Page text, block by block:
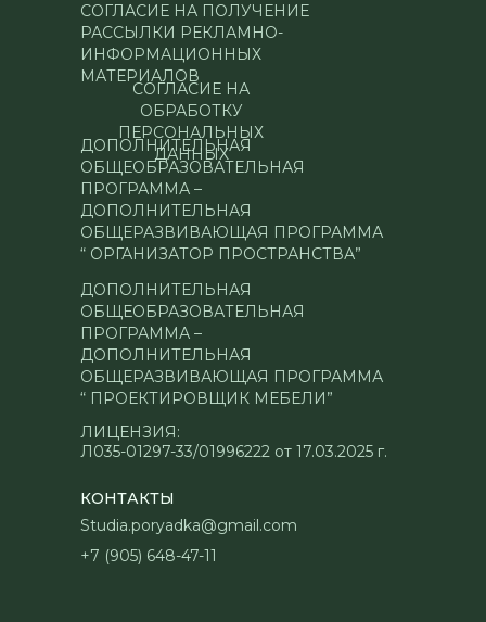
ЛИЦЕНЗИЯ:
Л035-01297-33/01996222 от 17.03.2025 г.
КОНТАКТЫ
Studia.poryadka@gmail.com
+7 (905) 648-47-11
СОГЛАСИЕ НА
ОБРАБОТКУ
ПЕРСОНАЛЬНЫХ
ДАННЫХ
СОГЛАСИЕ НА ПОЛУЧЕНИЕ
РАССЫЛКИ РЕКЛАМНО-
ИНФОРМАЦИОННЫХ
МАТЕРИАЛОВ
ДОПОЛНИТЕЛЬНАЯ
ОБЩЕОБРАЗОВАТЕЛЬНАЯ
ПРОГРАММА –
ДОПОЛНИТЕЛЬНАЯ
ОБЩЕРАЗВИВАЮЩАЯ ПРОГРАММА
“ ОРГАНИЗАТОР ПРОСТРАНСТВА”
ДОПОЛНИТЕЛЬНАЯ
ОБЩЕОБРАЗОВАТЕЛЬНАЯ
ПРОГРАММА –
ДОПОЛНИТЕЛЬНАЯ
ОБЩЕРАЗВИВАЮЩАЯ ПРОГРАММА
“ ПРОЕКТИРОВЩИК МЕБЕЛИ”